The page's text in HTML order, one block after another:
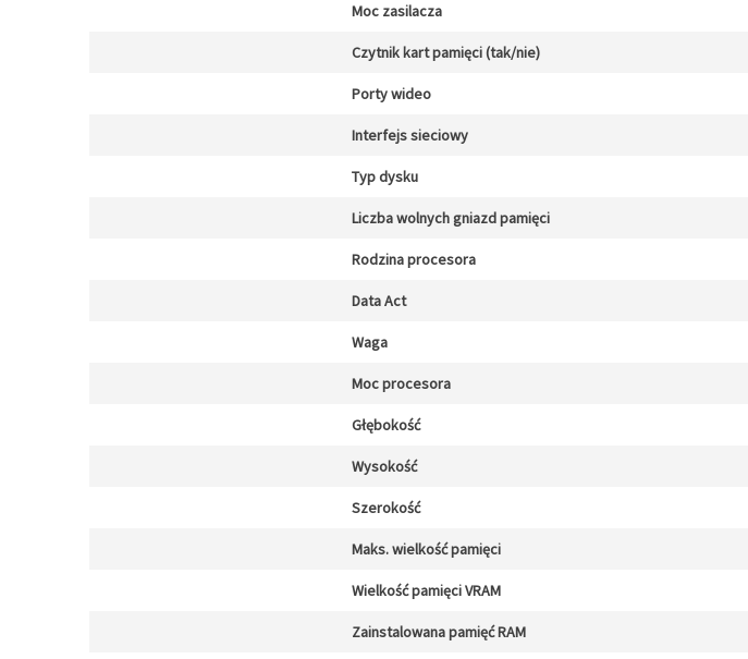
Moc zasilacza
Czytnik kart pamięci (tak/nie)
Porty wideo
Interfejs sieciowy
Typ dysku
Liczba wolnych gniazd pamięci
Rodzina procesora
Data Act
Waga
Moc procesora
Głębokość
Wysokość
Szerokość
Maks. wielkość pamięci
Wielkość pamięci VRAM
Zainstalowana pamięć RAM